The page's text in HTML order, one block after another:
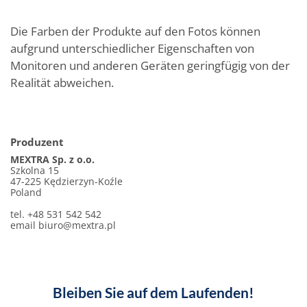
Die Farben der Produkte auf den Fotos können
aufgrund unterschiedlicher Eigenschaften von
Monitoren und anderen Geräten geringfügig von der
Realität abweichen.
Produzent
MEXTRA Sp. z o.o.
Szkolna 15
47-225 Kędzierzyn-Koźle
Poland
tel. +48 531 542 542
email biuro@mextra.pl
Bleiben Sie auf dem Laufenden!